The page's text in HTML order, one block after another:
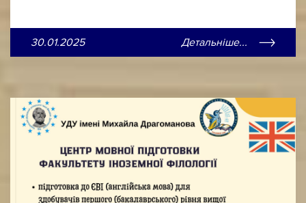
30.01.2025 Детальніше...